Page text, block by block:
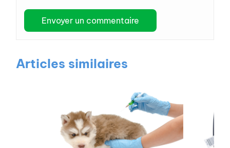
Articles similaires